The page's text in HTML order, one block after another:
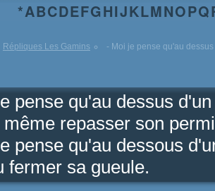
*ABCDEFGHIJKLMNOPQ
Répliques Les Gamins - Moi je pense qu'au
pense qu'au dessus
même repasser son
pense qu'au dessous
fermer sa gueule.